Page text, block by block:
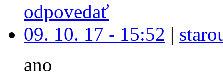
odpovedať
09. 10. 17 - 15:52 |
ano